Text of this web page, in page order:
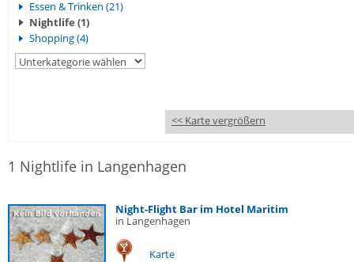
Essen & Trinken (21)
Nightlife (1)
Shopping (4)
<< Karte vergrößern
1 Nightlife in Langenhagen
Night-Flight Bar im Hotel Maritim
in Langenhagen
Karte